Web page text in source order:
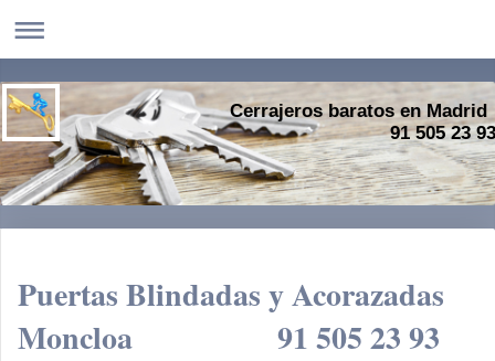
Cerrajeros baratos en Madrid
91 505 23
Puertas Blindadas y Acorazadas
Moncloa 91 505 23 93